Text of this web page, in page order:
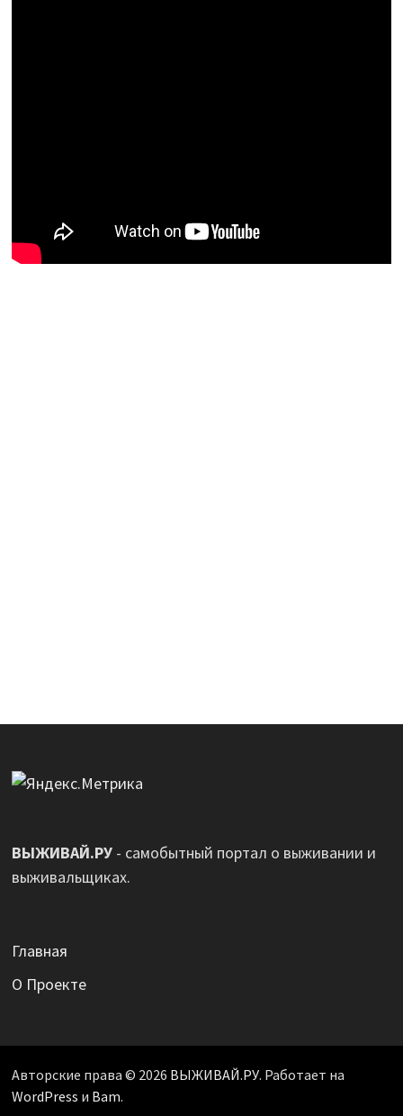
ВЫЖИВАЙ.РУ- самобытный портал о выживании и
выживальщиках.
Главная
О Проекте
Авторские права © 2026 ВЫЖИВАЙ.РУ. Работает на
WordPress и Bam.